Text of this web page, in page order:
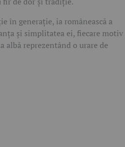
în generație, ia românească a
și simplitatea ei, fiecare motiv
albă reprezentând o urare de